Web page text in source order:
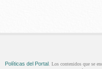
Políticas del Portal . Los contenidos que se